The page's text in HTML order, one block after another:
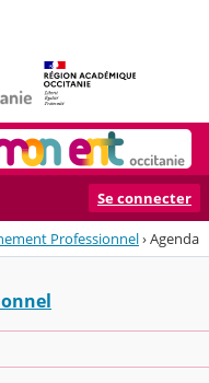
Se connecter
Professionnel›Agenda